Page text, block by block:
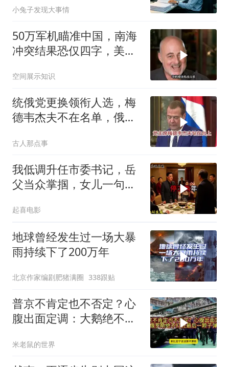
小兔子发现大事情
50万军机瞄准中国，南海
冲突结果恐仅四字，美防
空间展示知识
统俄党更换领衔人选，梅
德韦杰夫不在名单，俄政
古人那点事
我低调升任市委书记，岳
父当众掌掴，女儿一句话
起喜电影
地球曾经发生过一场大暴
雨持续下了200万年
北京作家编剧肥猪满圈 338跟贴
普京不肯定也不否定？心
腹出面定调：大鹅绝不打
米老鼠的世界